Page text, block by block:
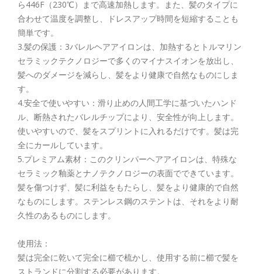
ら446F（230℃）まで高速加熱します。また、髪のタイプに
合わせて温度を調整し、ドレスアップ時間を短縮することも
簡単です。
3.髪の保護：3バレルヘアアイロンは、加熱するとトルマリン
セラミックテクノロジーで多くのマイナスイオンを放出し、
髪へのダメージを減らし、髪をより健康で自然なものにしま
す。
4.安全で使いやすい：滑り止めの人間工学に基づいたハンド
ル、断熱されたバレルチップにより、安全性が向上します。
使いやすいので、髪をスプリントに入れるだけです。髪は完
全にカールしています。
5.プレミアム素材：このクリンパーヘアアイロンは、特殊な
セラミック釉薬とナノテクノロジーの表面でできています。
髪を傷つけず、髪に利益をもたらし、髪をより健康的で自然
なものにします。ステンレス鋼のステントは、それをより耐
久性のあるものにします。
使用法：
髪は完全に乾いて完全に櫛で梳かし、使用する前に櫛で髪を
ストランドに分割する必要があります。